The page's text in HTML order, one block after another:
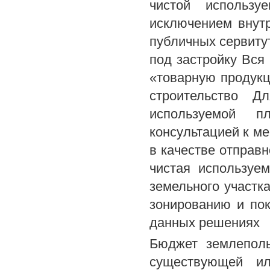
чистой
исключением
публичных
под застройку
«товарную
строительство
используемой
консультацией к
в качестве
чистая
земельного
зонированию и
данных решениях
Бюджет
существующей